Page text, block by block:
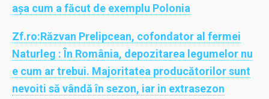
aşa cum a făcut de exemplu Polonia
Zf.ro:Răzvan Prelipcean, cofondator al fermei
Naturleg : În România, depozitarea legumelor nu
e cum ar trebui. Majoritatea producătorilor sunt
nevoiti să vândă în sezon, iar in extrasezon